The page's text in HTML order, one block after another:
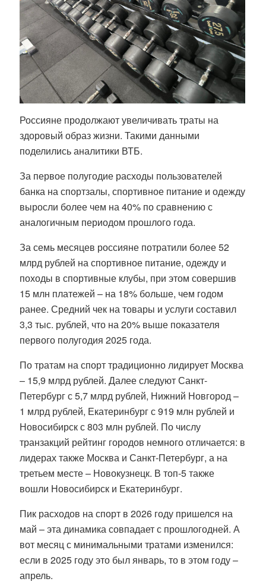
Россияне продолжают увеличивать траты на
здоровый образ жизни. Такими данными
поделились аналитики ВТБ.
За первое полугодие расходы пользователей
банка на спортзалы, спортивное питание и одежду
выросли более чем на 40% по сравнению с
аналогичным периодом прошлого года.
За семь месяцев россияне потратили более 52
млрд рублей на спортивное питание, одежду и
походы в спортивные клубы, при этом совершив
15 млн платежей – на 18% больше, чем годом
ранее. Средний чек на товары и услуги составил
3,3 тыс. рублей, что на 20% выше показателя
первого полугодия 2025 года.
По тратам на спорт традиционно лидирует Москва
– 15,9 млрд рублей. Далее следуют Санкт-
Петербург с 5,7 млрд рублей, Нижний Новгород –
1 млрд рублей, Екатеринбург с 919 млн рублей и
Новосибирск с 803 млн рублей. По числу
транзакций рейтинг городов немного отличается: в
лидерах также Москва и Санкт-Петербург, а на
третьем месте – Новокузнецк. В топ-5 также
вошли Новосибирск и Екатеринбург.
Пик расходов на спорт в 2026 году пришелся на
май – эта динамика совпадает с прошлогодней. А
вот месяц с минимальными тратами изменился:
если в 2025 году это был январь, то в этом году –
апрель.